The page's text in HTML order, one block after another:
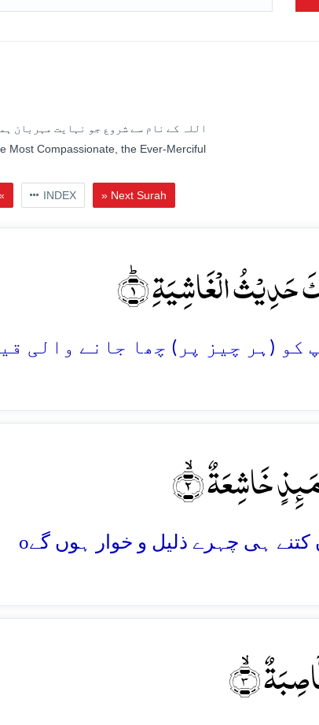
اللہ کے نام سے شروع جو نہایت مہربان
Most Compassionate, the Ever-Merciful
INDEX » Next Surah
الۡغَاشِیَۃِ ؕ﴿۱﴾
خَاشِعَۃٌ ۙ﴿۲﴾
o
ۙ﴿۳﴾